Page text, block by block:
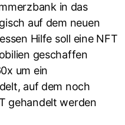
in das
auf dem neuen
Hilfe soll eine NFT
geschaffen
um ein
auf dem noch
gehandelt werden